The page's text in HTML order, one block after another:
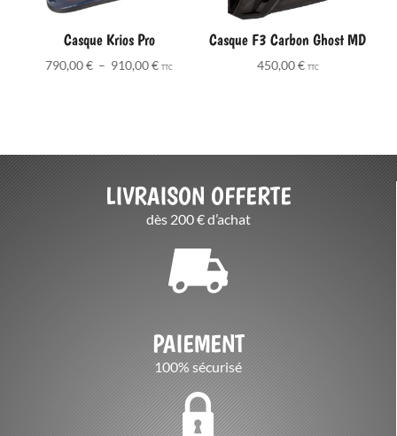
Casque Krios Pro
790,00€ – 910,00€Plage
TTC
Casque F3 Carbon Ghost MD
450,00€ TTC
LIVRAISON OFFERTE
dès 200 € d’achat
PAIEMENT
100% sécurisé